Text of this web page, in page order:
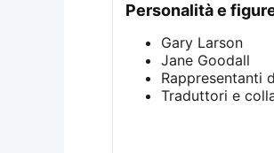
personalità e
Gary Larson
Jane Goodall
Rappresentanti
Traduttori e